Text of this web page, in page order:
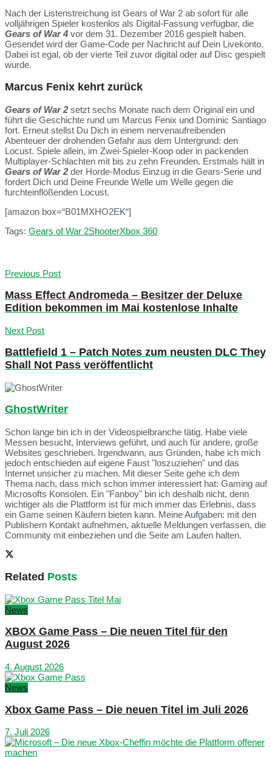
Nach der Listenstreichung ist Gears of War 2 ab sofort für alle
volljährigen Spieler kostenlos als Digital-Fassung verfügbar, die
Gears of War 4 vor dem 31. Dezember 2016 gespielt haben.
Gesendet wird der Game-Code per Nachricht auf Dein Livekonto.
Dabei ist egal, ob der vierte Teil zuvor digital oder auf Disc gespielt
wurde.
Marcus Fenix kehrt zurück
Gears of War 2 setzt sechs Monate nach dem Original ein und
führt die Geschichte rund um Marcus Fenix und Dominic Santiago
fort. Erneut stellst Du Dich in einem nervenaufreibenden
Abenteuer der drohenden Gefahr aus dem Untergrund: den
Locust. Spiele allein, im Zwei-Spieler-Koop oder in packenden
Multiplayer-Schlachten mit bis zu zehn Freunden. Erstmals hält in
Gears of War 2der Horde-Modus Einzug in die Gears-Serie und
fordert Dich und Deine Freunde Welle um Welle gegen die
furchteinflößenden Locust.
[amazon box=“B01MXHO2EK“]
Tags: Gears of War 2ShooterXbox 360
Previous Post
Mass Effect Andromeda – Besitzer der Deluxe
Edition bekommen im Mai kostenlose Inhalte
Next Post
Battlefield 1 – Patch Notes zum neusten DLC They
Shall Not Pass veröffentlicht
GhostWriter
Schon lange bin ich in der Videospielbranche tätig. Habe viele
Messen besucht, Interviews geführt, und auch für andere, große
Websites geschrieben. Irgendwann, aus Gründen, habe ich mich
jedoch entschieden auf eigene Faust "loszuziehen" und das
Internet unsicher zu machen. Mit dieser Seite gehe ich dem
Thema nach, dass mich schon immer interessiert hat: Gaming auf
Microsofts Konsolen. Ein "Fanboy" bin ich deshalb nicht, denn
wichtiger als die Plattform ist für mich immer das Erlebnis, dass
ein Game seinen Käufern bieten kann. Meine Aufgaben: mit den
Publishern Kontakt aufnehmen, aktuelle Meldungen verfassen, die
Community mit einbeziehen und die Seite am Laufen halten.
Related Posts
News
XBOX Game Pass – Die neuen Titel für den
August 2026
4. August 2026
News
Xbox Game Pass – Die neuen Titel im Juli 2026
7. Juli 2026